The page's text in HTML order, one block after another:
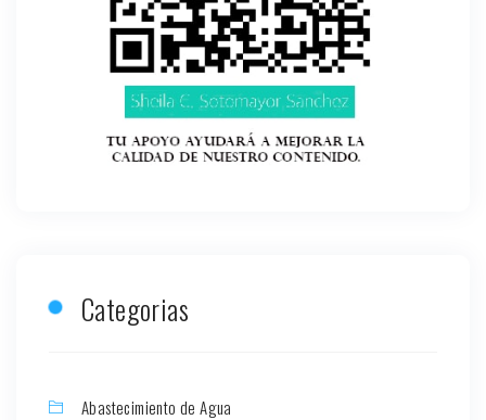
Categorias
Abastecimiento de Agua